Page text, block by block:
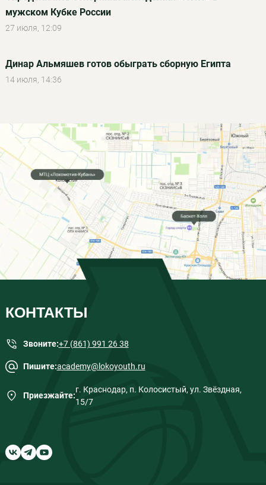
мужском Кубке России
27 июля, 12:09
Динар Альмяшев готов обыграть сборную Египта
14 июля, 14:36
КОНТАКТЫ
Звоните:+7 (861) 991 26 38
Пишите:academy@lokoyouth.ru
Приезжайте:
г. Краснодар, п. Колосистый, ул. Звёздная,
15/7